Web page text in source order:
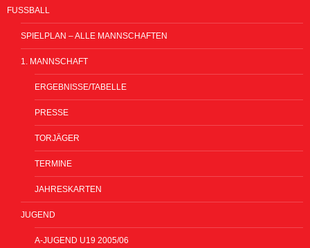
FUSSBALL
SPIELPLAN – ALLE MANNSCHAFTEN
1. MANNSCHAFT
ERGEBNISSE/TABELLE
PRESSE
TORJÄGER
TERMINE
JAHRESKARTEN
JUGEND
A-JUGEND U19 2005/06